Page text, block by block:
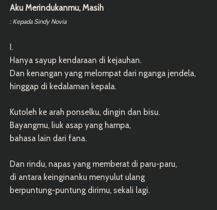
Aku Merindukanmu, Masih
: Kepada Sindy Novia
I.
Hanya sayup kendaraan di kejauhan.
Dan kenangan yang melompat dari nganga jendela,
hinggap di kedalaman kepala.
Kutoleh ke arah ponselku, dingin dan bisu.
Bayangmu, liuk asap yang hampa,
bahasa lain dari fana.
Dan rindu, napas yang memberat di paru-paru,
di antara keinginanku menyulut ulang
berpuntung-puntung dirimu, sekali lagi.